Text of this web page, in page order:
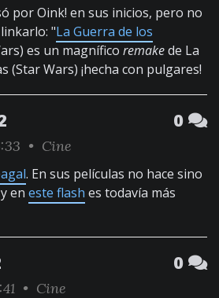
por Oink! en sus inicios, pero no
"La Guerra de los
es un magnífico remakede La
(Star Wars) ¡hecha con pulgares!
0
• Cine
. En sus películas no hace sino
en este flash es todavía más
0
• Cine